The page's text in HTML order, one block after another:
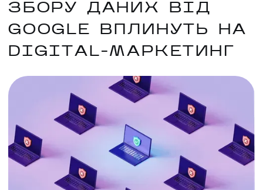
ЗБОРУ ДАНИХ ВІД
GOOGLE ВПЛИНУТЬ НА
DIGITAL-МАРКЕТИНГ